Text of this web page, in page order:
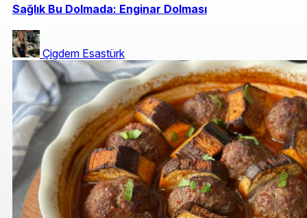
Sağlık Bu Dolmada: Enginar Dolması
Çigdem Esastürk